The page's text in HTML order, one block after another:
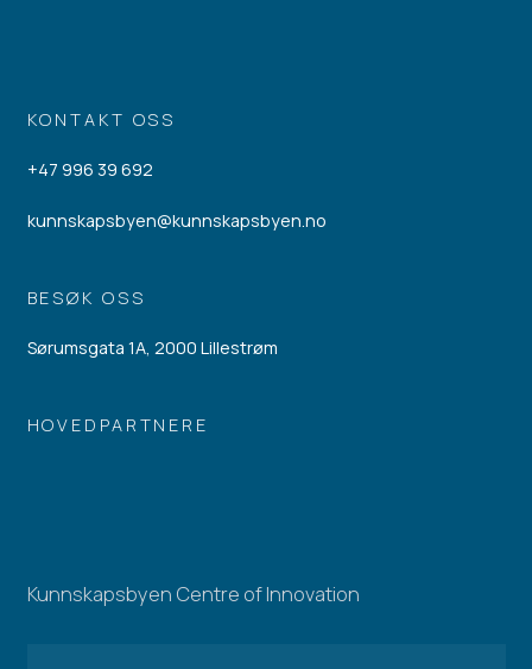
KONTAKT OSS
+47 996 39 692
kunnskapsbyen@kunnskapsbyen.no
BESØK OSS
Sørumsgata 1A, 2000 Lillestrøm
HOVEDPARTNERE
Kunnskapsbyen Centre of Innovation